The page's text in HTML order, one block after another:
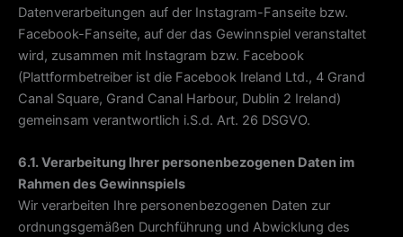
Datenverarbeitungen auf der Instagram-Fanseite bzw.
Facebook-Fanseite, auf der das Gewinnspiel veranstaltet
wird, zusammen mit Instagram bzw. Facebook
(Plattformbetreiber ist die Facebook Ireland Ltd., 4 Grand
Canal Square, Grand Canal Harbour, Dublin 2 Ireland)
gemeinsam verantwortlich i.S.d. Art. 26 DSGVO.
6.1. Verarbeitung Ihrer personenbezogenen Daten im
Rahmen des Gewinnspiels
Wir verarbeiten Ihre personenbezogenen Daten zur
ordnungsgemäßen Durchführung und Abwicklung des